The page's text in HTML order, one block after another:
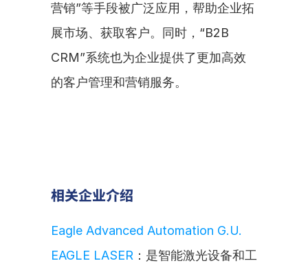
营销”等手段被广泛应用，帮助企业拓
展市场、获取客户。同时，“B2B
CRM”系统也为企业提供了更加高效
的客户管理和营销服务。
相关企业介绍
Eagle Advanced Automation G.U.
EAGLE LASER ：是智能激光设备和工